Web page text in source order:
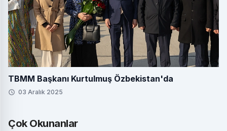
TBMM Başkanı Kurtulmuş Özbekistan'da
03 Aralık 2025
Çok Okunanlar